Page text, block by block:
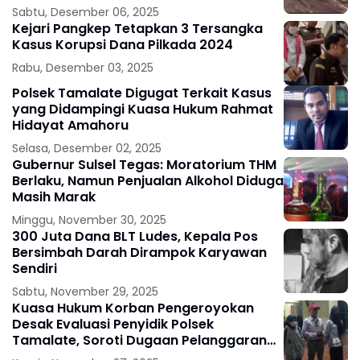
Sabtu, Desember 06, 2025
Kejari Pangkep Tetapkan 3 Tersangka
Kasus Korupsi Dana Pilkada 2024
Rabu, Desember 03, 2025
Polsek Tamalate Digugat Terkait Kasus
yang Didampingi Kuasa Hukum Rahmat
Hidayat Amahoru
Selasa, Desember 02, 2025
Gubernur Sulsel Tegas: Moratorium THM
Berlaku, Namun Penjualan Alkohol Diduga
Masih Marak
Minggu, November 30, 2025
300 Juta Dana BLT Ludes, Kepala Pos
Bersimbah Darah Dirampok Karyawan
Sendiri
Sabtu, November 29, 2025
Kuasa Hukum Korban Pengeroyokan
Desak Evaluasi Penyidik Polsek
Tamalate, Soroti Dugaan Pelanggaran